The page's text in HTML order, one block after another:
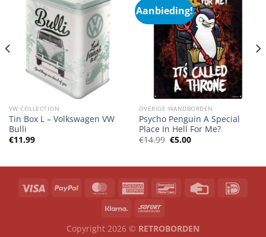
VW COLLECTION
Tin Box L – Volkswagen VW
Bulli
€11.99
Aanbieding!
OVERIGE WANDBORDEN
Psycho Penguin A Special
Place In Hell For Me?
€14.99 Oorspronkelijke
€5.00Huidige
Copyright 2026 © RETROBORDEN